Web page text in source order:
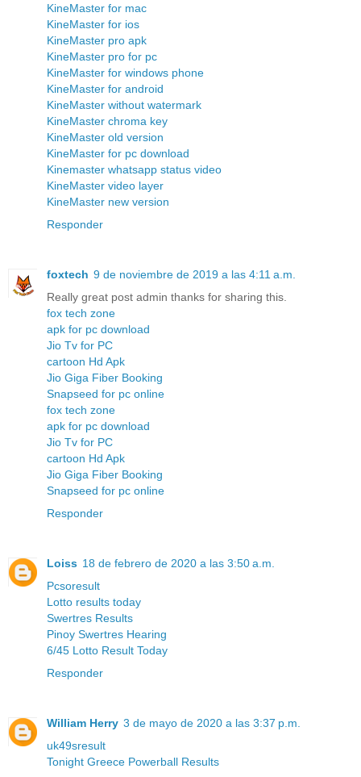
KineMaster for mac
KineMaster for ios
KineMaster pro apk
KineMaster pro for pc
KineMaster for windows phone
KineMaster for android
KineMaster without watermark
KineMaster chroma key
KineMaster old version
KineMaster for pc download
Kinemaster whatsapp status video
KineMaster video layer
KineMaster new version
Responder
foxtech 9 de noviembre de 2019 a las 4:11 a.m.
Really great post admin thanks for sharing this.
fox tech zone
apk for pc download
Jio Tv for PC
cartoon Hd Apk
Jio Giga Fiber Booking
Snapseed for pc online
fox tech zone
apk for pc download
Jio Tv for PC
cartoon Hd Apk
Jio Giga Fiber Booking
Snapseed for pc online
Responder
Loiss 18 de febrero de 2020 a las 3:50 a.m.
Pcsoresult
Lotto results today
Swertres Results
Pinoy Swertres Hearing
6/45 Lotto Result Today
Responder
William Herry 3 de mayo de 2020 a las 3:37 p.m.
uk49sresult
Tonight Greece Powerball Results